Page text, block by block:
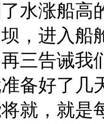
水涨船高
，进入船
三告诫我
备好了几
就，就是